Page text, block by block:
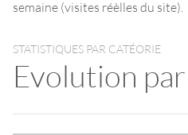
semaine (visites réèlles du site).
STATISTIQUES PAR CATÉORIE
Evolution